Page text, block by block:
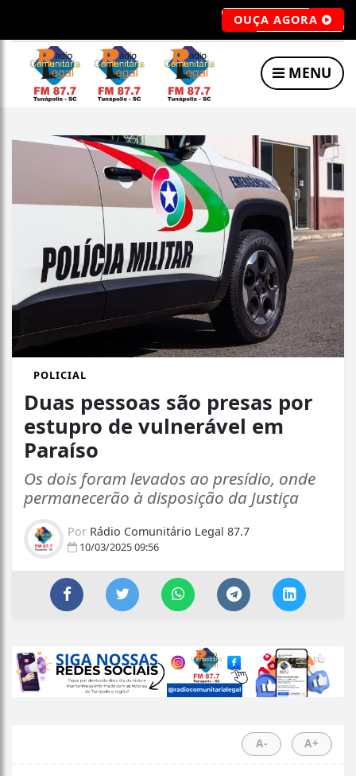
OUÇA AGORA
MENU
POLICIAL
Duas pessoas são presas por
estupro de vulnerável em
Paraíso
Os dois foram levados ao presídio, onde
permanecerão à disposição da Justiça
Por Rádio Comunitário Legal 87.7
10/03/2025 09:56
A- A+